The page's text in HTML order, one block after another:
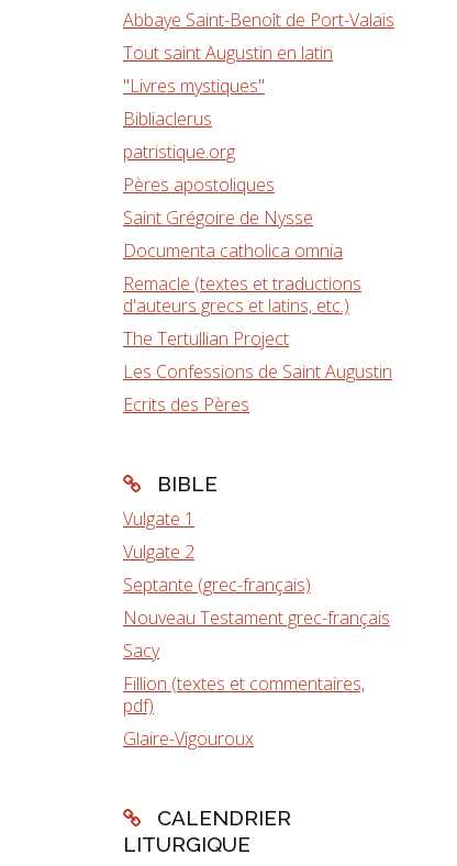
Abbaye Saint-Benoît de Port-Valais
Tout saint Augustin en latin
"Livres mystiques"
Bibliaclerus
patristique.org
Pères apostoliques
Saint Grégoire de Nysse
Documenta catholica omnia
Remacle (textes et traductions
d'auteurs grecs et latins, etc.)
The Tertullian Project
Les Confessions de Saint Augustin
Ecrits des Pères
BIBLE
Vulgate 1
Vulgate 2
Septante (grec-français)
Nouveau Testament grec-français
Sacy
Fillion (textes et commentaires,
pdf)
Glaire-Vigouroux
CALENDRIER
LITURGIQUE